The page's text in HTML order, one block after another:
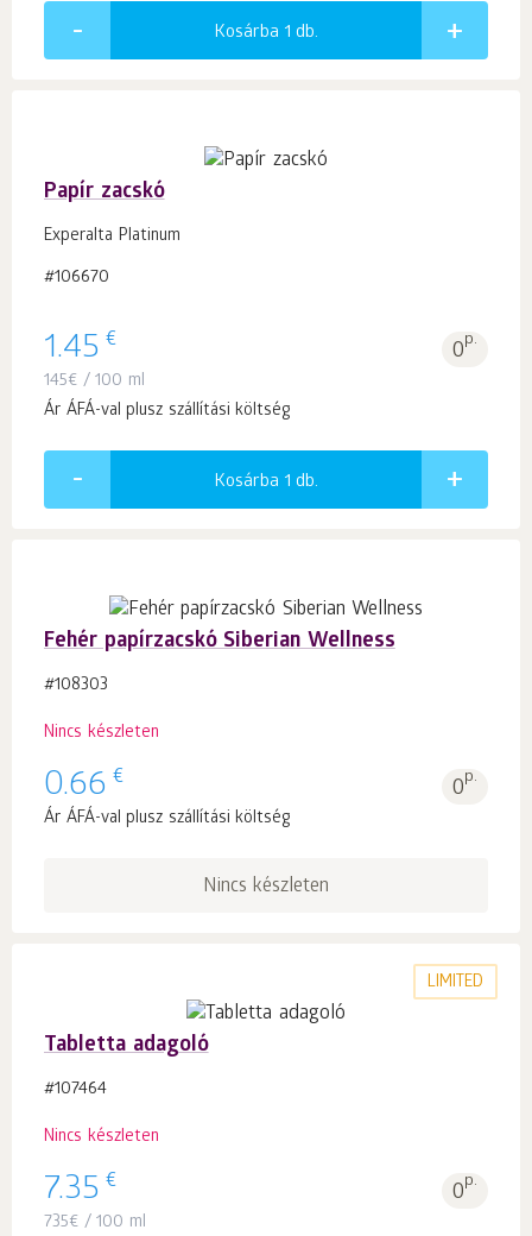
Kosárba 1 db.
Papír zacskó
Experalta Platinum
#106670
1.45 € 0p.
145€ / 100 ml
Ár ÁFÁ-val plusz szállítási költség
Kosárba 1 db.
Fehér papírzacskó Siberian Wellness
#108303
Nincs készleten
0.66 € 0p.
Ár ÁFÁ-val plusz szállítási költség
Nincs készleten
LIMITED
Tabletta adagoló
#107464
Nincs készleten
7.35 € 0p.
735€ / 100 ml